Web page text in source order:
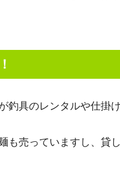
釣具のレンタルや仕掛
も売っていますし、貸